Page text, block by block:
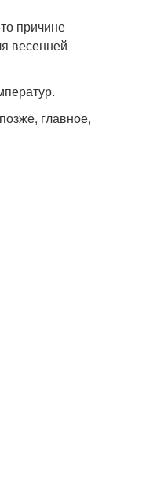
причине
весенней
главное,